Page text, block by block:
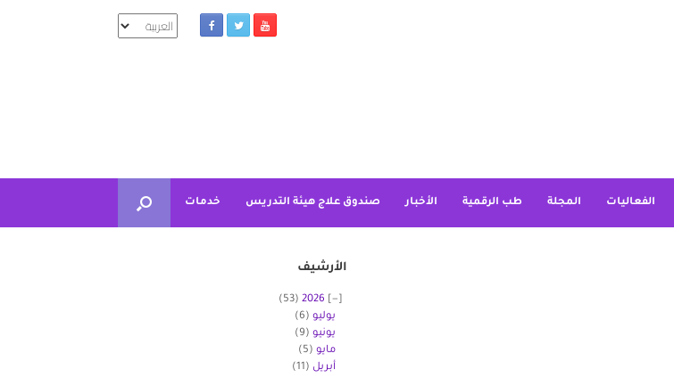
اختر
لغة
الفعاليات المجلة طب الرقمية الأخبار صندوق علاج هيئة التدريس خدمات
الأرشيف
2026
(53)
يوليو (6)
يونيو (9)
مايو (5)
أبريل (11)